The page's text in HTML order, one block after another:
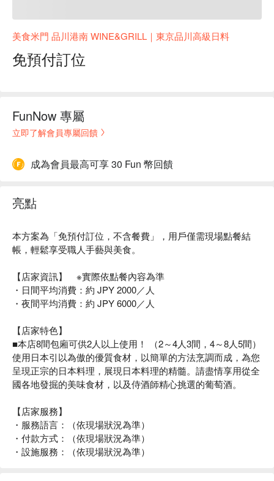
美食米門 品川港南 WINE&GRILL｜東京品川高級日料
免預付訂位
FunNow 專屬
立即了解會員專屬回饋
成為會員最高可享 30 Fun 幣回饋
亮點
本方案為「免預付訂位，不含餐費」，用戶僅需現場點餐結
帳，輕鬆享受職人手藝與美食。
【店家資訊】 ※實際依點餐內容為準
・日間平均消費：約 JPY 2000／人
・夜間平均消費：約 JPY 6000／人
【店家特色】
■本店8間包廂可供2人以上使用！ （2～4人3間，4～8人5間）
使用日本引以為傲的優質食材，以簡單的方法烹調而成，為您
呈現正宗的日本料理，展現日本料理的精髓。請盡情享用從全
國各地發掘的美味食材，以及侍酒師精心挑選的葡萄酒。
【店家服務】
・服務語言：（依現場狀況為準）
・付款方式：（依現場狀況為準）
・設施服務：（依現場狀況為準）